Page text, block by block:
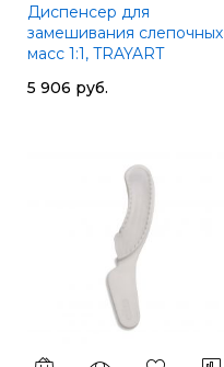
Диспенсер для
замешивания слепочных
масс 1:1, TRAYART
5 906 руб.